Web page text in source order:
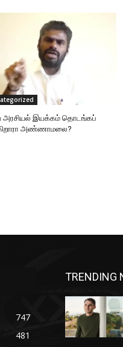
அரசியல் இயக்கம் தொடங்கப்
அண்ணாமலை?
747
481
TRENDING